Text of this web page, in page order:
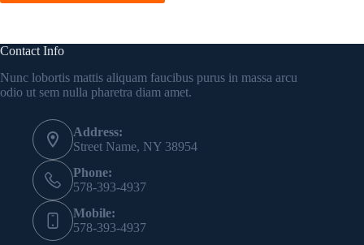
Contact Info
Nunc lobortis mattis aliquam faucibus purus in massa arcu
odio ut sem nulla pharetra diam amet.
Address:
Street Name, NY 38954
Phone:
578-393-4937
Mobile:
578-393-4937